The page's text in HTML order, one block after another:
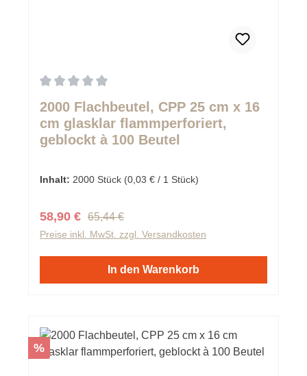
2000 Flachbeutel, CPP 25 cm x 16
cm glasklar flammperforiert,
geblockt à 100 Beutel
Inhalt: 2000 Stück (0,03 € / 1 Stück)
Verkaufspreis:
58,90 € Regulärer Preis:
65,44 €
Preise inkl. MwSt. zzgl. Versandkosten
In den Warenkorb
Rabatt
%